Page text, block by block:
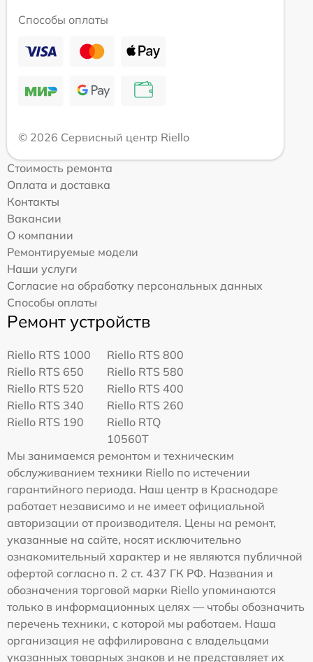
Способы оплаты
© 2026 Сервисный центр Riello
Стоимость ремонта
Оплата и доставка
Контакты
Вакансии
О компании
Ремонтируемые модели
Наши услуги
Согласие на обработку персональных данных
Способы оплаты
Ремонт устройств
Riello RTS 1000
Riello RTS 800
Riello RTS 650
Riello RTS 580
Riello RTS 520
Riello RTS 400
Riello RTS 340
Riello RTS 260
Riello RTS 190
Riello RTQ
10560T
Мы занимаемся ремонтом и техническим
обслуживанием техники Riello по истечении
гарантийного периода. Наш центр в Краснодаре
работает независимо и не имеет официальной
авторизации от производителя. Цены на ремонт,
указанные на сайте, носят исключительно
ознакомительный характер и не являются публичной
офертой согласно п. 2 ст. 437 ГК РФ. Названия и
обозначения торговой марки Riello упоминаются
только в информационных целях — чтобы обозначить
перечень техники, с которой мы работаем. Наша
организация не аффилирована с владельцами
указанных товарных знаков и не представляет их